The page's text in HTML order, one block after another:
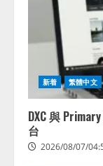
3
新着 繁體中文
DXC 與
台
2026/08/07/